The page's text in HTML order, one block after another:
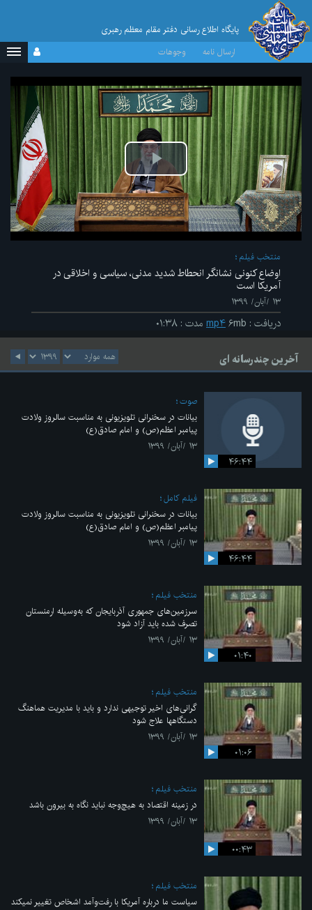
پایگاه اطلاع رسانی دفتر مقام معظم رهبری
ارسال نامه
وجوهات
پخش
ویدیو
منتخب فیلم
اوضاع کنونی نشانگر انحطاط شدید مدنی، سیاسی و اخلاقی در
آمریکا است
۱۳ /آبان/ ۱۳۹۹
دریافت : mp۴۶mb مدت : ۰۱:۳۸
آخرین چندرسانه ای
۴۶:۴۴
صوت
بیانات در سخنرانی تلویزیونی به مناسبت سالروز ولادت
پیامبر اعظم(ص) و امام صادق(ع)
۱۳ /آبان/ ۱۳۹۹
۴۶:۴۴
فیلم کامل
بیانات در سخنرانی تلویزیونی به مناسبت سالروز ولادت
پیامبر اعظم(ص) و امام صادق(ع)
۱۳ /آبان/ ۱۳۹۹
۰۱:۴۰
منتخب فیلم
سرزمین‌های جمهوری آذربایجان که به‌وسیله ارمنستان
تصرف شده باید آزاد شود
۱۳ /آبان/ ۱۳۹۹
۰۱:۰۶
منتخب فیلم
گرانی‌های اخیر توجیهی ندارد و باید با مدیریت هماهنگ
دستگاهها علاج شود
۱۳ /آبان/ ۱۳۹۹
۰۰:۴۳
منتخب فیلم
در زمینه اقتصاد به هیچ‌وجه نباید نگاه به بیرون باشد
۱۳ /آبان/ ۱۳۹۹
منتخب فیلم
سیاست ما درباره آمریکا با رفت‌وآمد اشخاص تغییر نمیکند